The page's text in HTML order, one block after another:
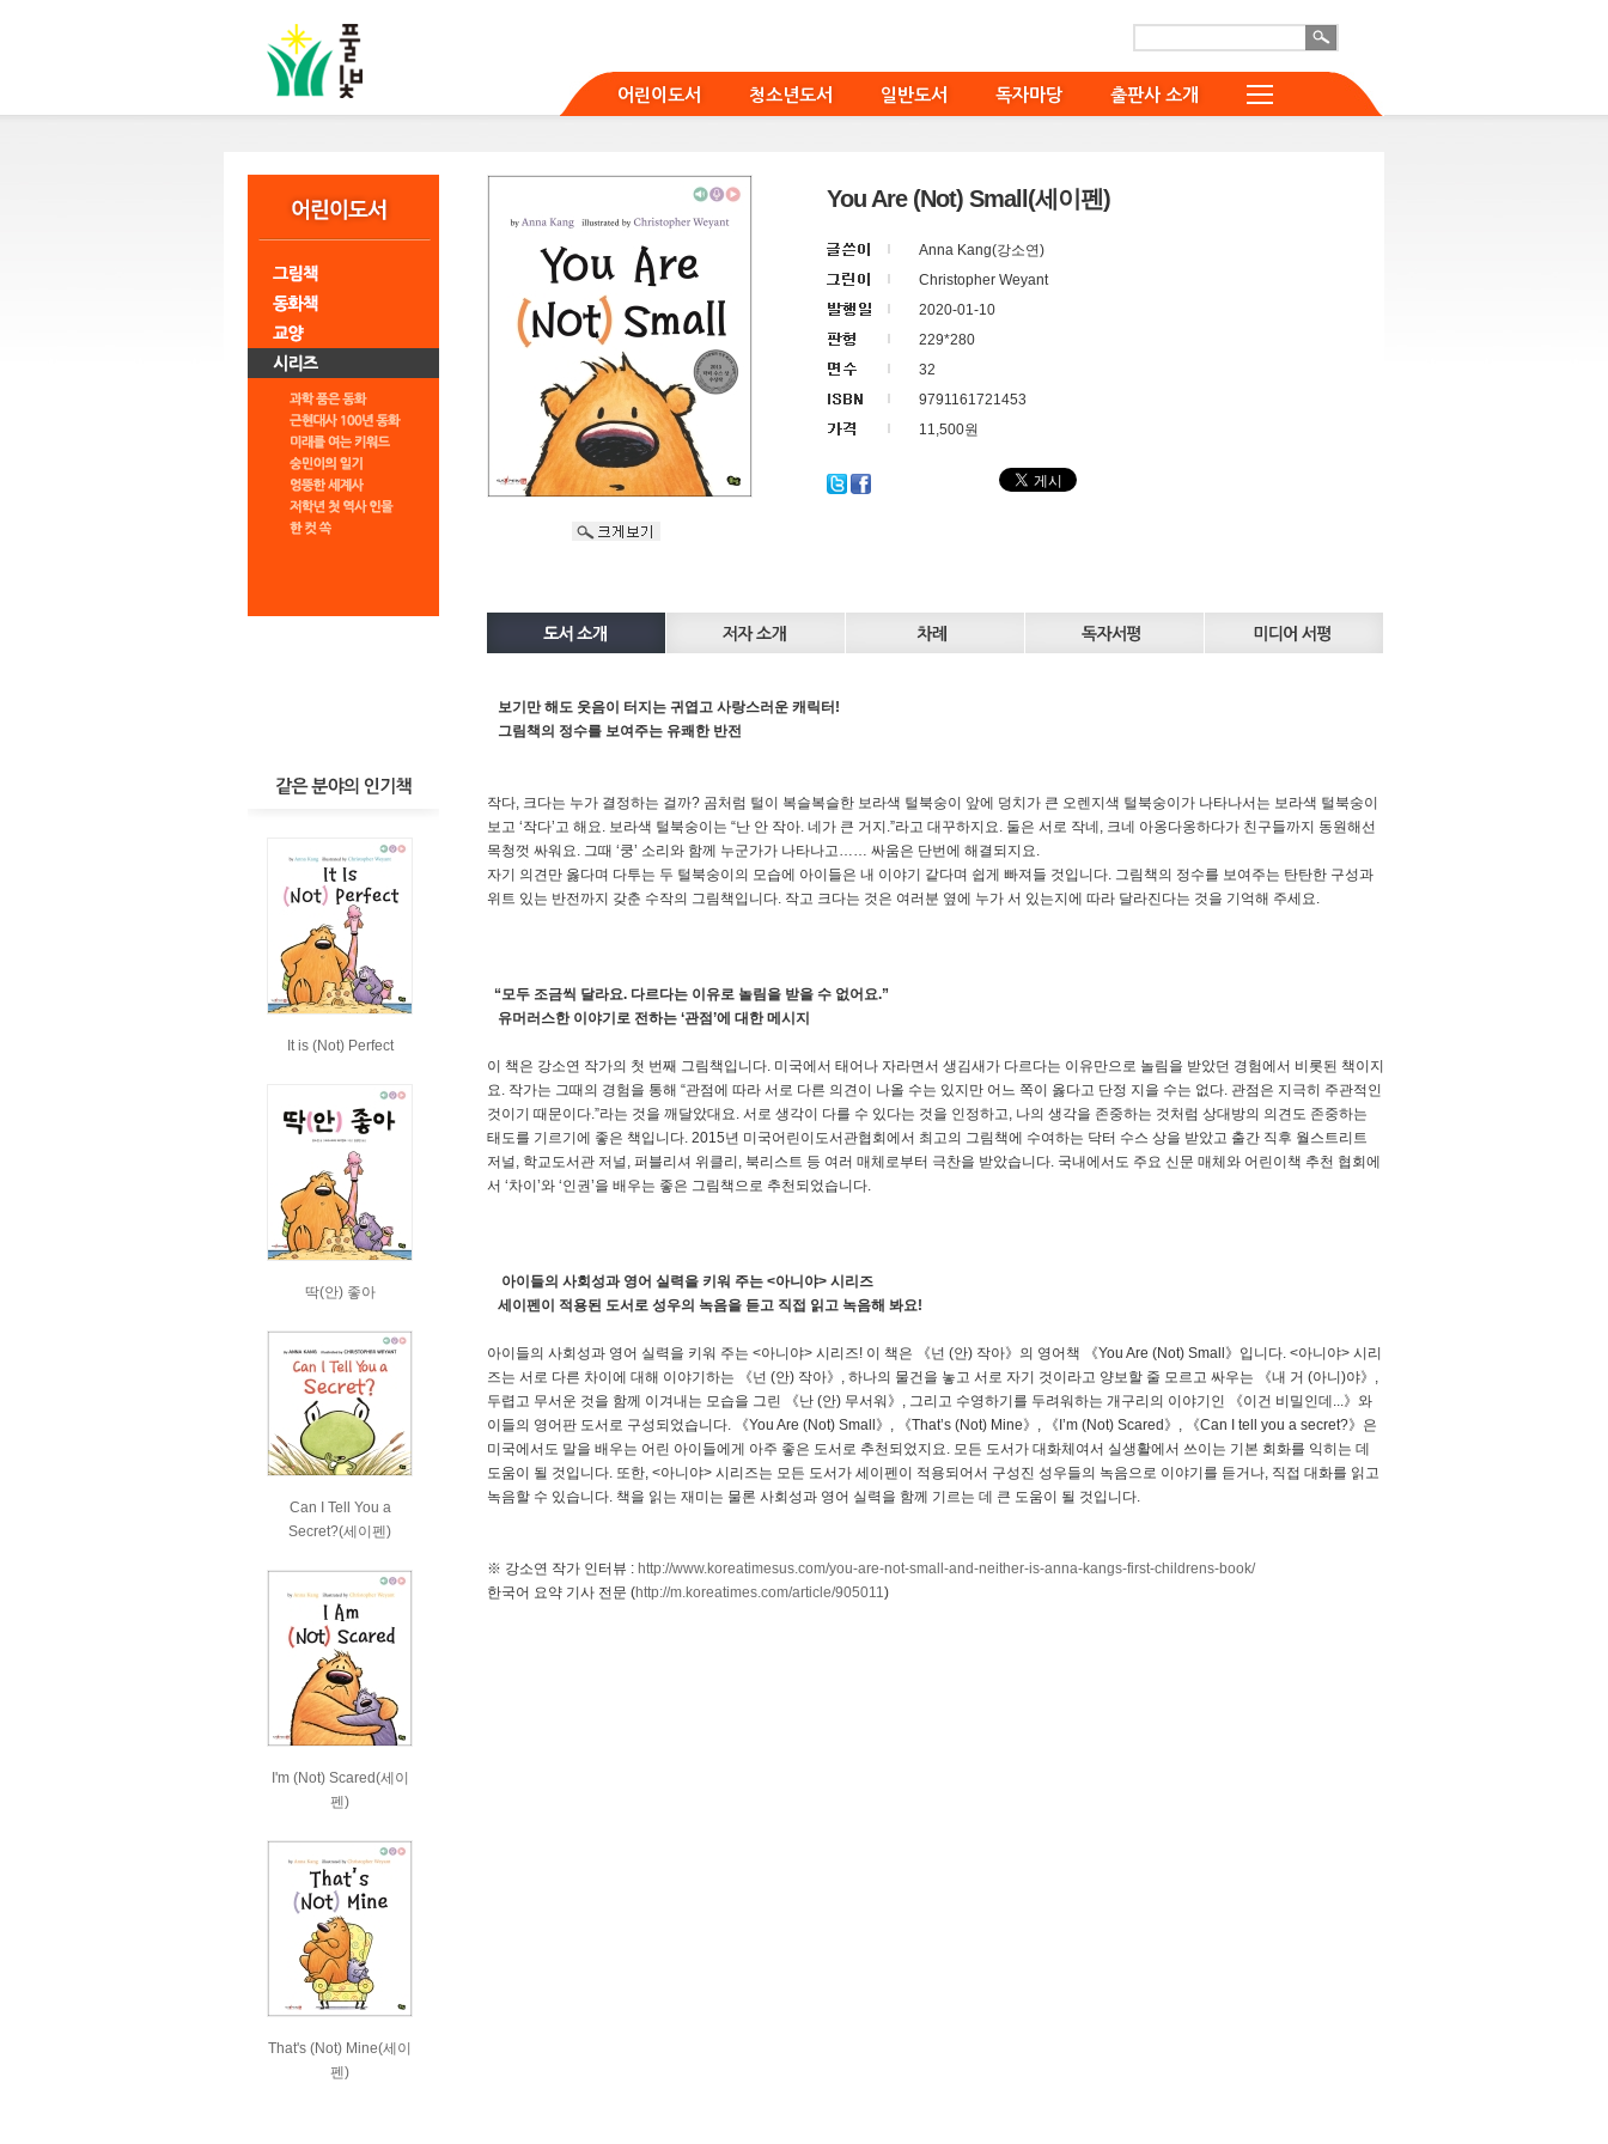
어린이도서 청소년도서 일반도서 독자마당 출판사 소개
It is (Not) Perfect
딱(안) 좋아
Can I Tell You a
Secret?(세이펜)
I'm (Not) Scared(세이
펜)
That's (Not) Mine(세이
펜)
You Are (Not) Small(세이펜)
Anna Kang(강소연)
Christopher Weyant
2020-01-10
229*280
32
9791161721453
11,500원
보기만 해도 웃음이 터지는 귀엽고 사랑스러운 캐릭터!
그림책의 정수를 보여주는 유쾌한 반전
작다, 크다는 누가 결정하는 걸까? 곰처럼 털이 복슬복슬한 보라색 털북숭이 앞에 덩치가 큰 오렌지색 털북숭이가 나타나서는 보라색 털북숭이
보고 ‘작다’고 해요. 보라색 털북숭이는 “난 안 작아. 네가 큰 거지.”라고 대꾸하지요. 둘은 서로 작네, 크네 아옹다옹하다가 친구들까지 동원해선
목청껏 싸워요. 그때 ‘쿵’ 소리와 함께 누군가가 나타나고…… 싸움은 단번에 해결되지요.
자기 의견만 옳다며 다투는 두 털북숭이의 모습에 아이들은 내 이야기 같다며 쉽게 빠져들 것입니다. 그림책의 정수를 보여주는 탄탄한 구성과
위트 있는 반전까지 갖춘 수작의 그림책입니다. 작고 크다는 것은 여러분 옆에 누가 서 있는지에 따라 달라진다는 것을 기억해 주세요.
“모두 조금씩 달라요. 다르다는 이유로 놀림을 받을 수 없어요.”
유머러스한 이야기로 전하는 ‘관점’에 대한 메시지
이 책은 강소연 작가의 첫 번째 그림책입니다. 미국에서 태어나 자라면서 생김새가 다르다는 이유만으로 놀림을 받았던 경험에서 비롯된 책이지
요. 작가는 그때의 경험을 통해 “관점에 따라 서로 다른 의견이 나올 수는 있지만 어느 쪽이 옳다고 단정 지을 수는 없다. 관점은 지극히 주관적인
것이기 때문이다.”라는 것을 깨달았대요. 서로 생각이 다를 수 있다는 것을 인정하고, 나의 생각을 존중하는 것처럼 상대방의 의견도 존중하는
태도를 기르기에 좋은 책입니다. 2015년 미국어린이도서관협회에서 최고의 그림책에 수여하는 닥터 수스 상을 받았고 출간 직후 월스트리트
저널, 학교도서관 저널, 퍼블리셔 위클리, 북리스트 등 여러 매체로부터 극찬을 받았습니다. 국내에서도 주요 신문 매체와 어린이책 추천 협회에
서 ‘차이’와 ‘인권’을 배우는 좋은 그림책으로 추천되었습니다.
아이들의 사회성과 영어 실력을 키워 주는 <아니야> 시리즈
세이펜이 적용된 도서로 성우의 녹음을 듣고 직접 읽고 녹음해 봐요!
아이들의 사회성과 영어 실력을 키워 주는 <아니야> 시리즈! 이 책은 《넌 (안) 작아》의 영어책 《You Are (Not) Small》입니다. <아니야> 시리
즈는 서로 다른 차이에 대해 이야기하는 《넌 (안) 작아》, 하나의 물건을 놓고 서로 자기 것이라고 양보할 줄 모르고 싸우는 《내 거 (아니)야》,
두렵고 무서운 것을 함께 이겨내는 모습을 그린 《난 (안) 무서워》, 그리고 수영하기를 두려워하는 개구리의 이야기인 《이건 비밀인데...》와
이들의 영어판 도서로 구성되었습니다. 《You Are (Not) Small》, 《That’s (Not) Mine》, 《I’m (Not) Scared》, 《Can I tell you a secret?》은
미국에서도 말을 배우는 어린 아이들에게 아주 좋은 도서로 추천되었지요. 모든 도서가 대화체여서 실생활에서 쓰이는 기본 회화를 익히는 데
도움이 될 것입니다. 또한, <아니야> 시리즈는 모든 도서가 세이펜이 적용되어서 구성진 성우들의 녹음으로 이야기를 듣거나, 직접 대화를 읽고
녹음할 수 있습니다. 책을 읽는 재미는 물론 사회성과 영어 실력을 함께 기르는 데 큰 도움이 될 것입니다.
※ 강소연 작가 인터뷰 : http://www.koreatimesus.com/you-are-not-small-and-neither-is-anna-kangs-first-childrens-book/
한국어 요약 기사 전문 (http://m.koreatimes.com/article/905011)